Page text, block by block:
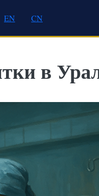
EN CN
в